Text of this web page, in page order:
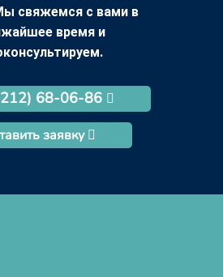
свяжемся с вами в
время и
68-06-86
заявку